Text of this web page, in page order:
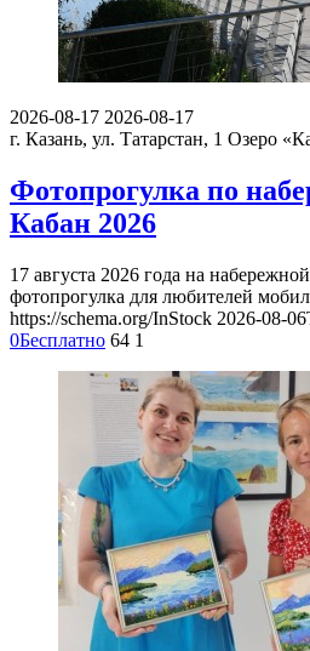
2026-08-17 2026-08-17
г. Казань, ул. Татарстан, 1 Озеро
Фотопрогулка по
Кабан 2026
17 августа 2026 года на
фотопрогулка для любителей
https://schema.org/InStock 2026-08-
0Бесплатно 64 1